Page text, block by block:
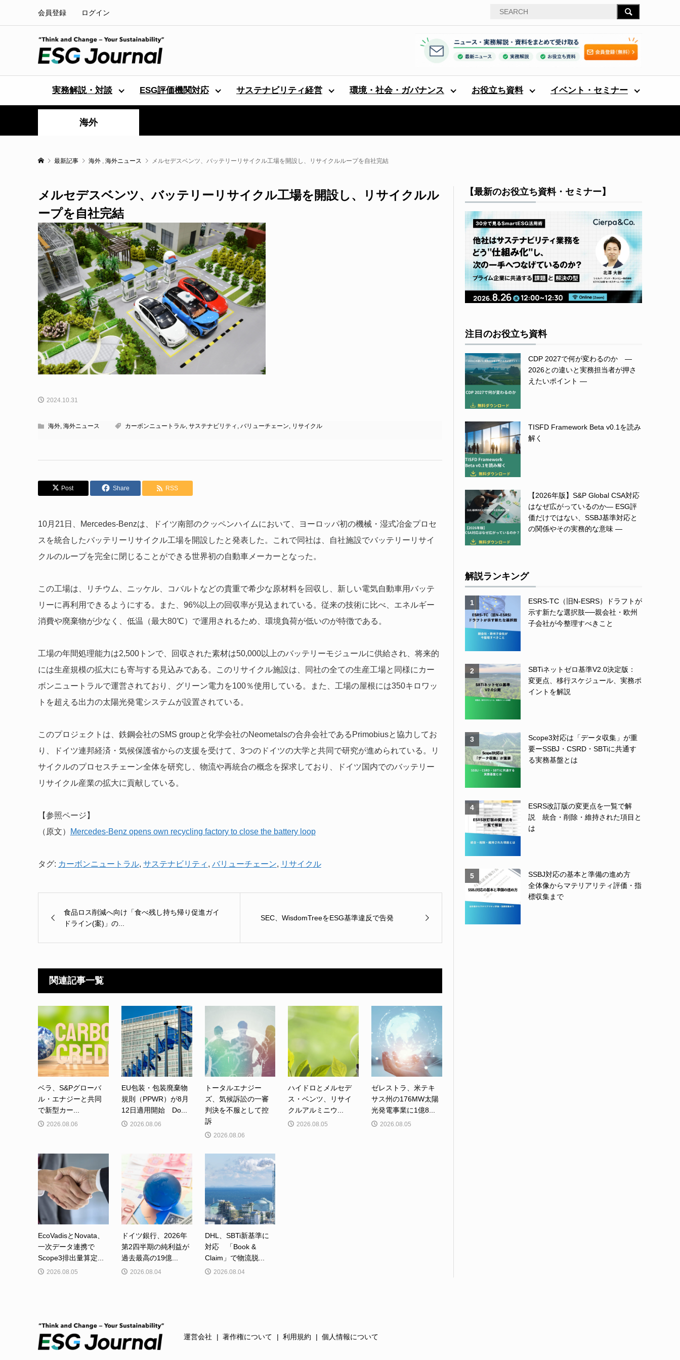
会員登録 ログイン
実務解説・対談 ESG評価機関対応 サステナビリティ経営 環境・社会・ガバナンス お役立ち資料 イベント・セミナー
海外
最新記事 海外 , 海外ニュース メルセデスベンツ、バッテリーリサイクル工場を開設し、リサイクルループを自社完結
メルセデスベンツ、バッテリーリサイクル工場を開設し、リサイクルル
ープを自社完結
2024.10.31
海外, 海外ニュース カーボンニュートラル, サステナビリティ , バリューチェーン, リサイクル
Post Share RSS
10月21日、Mercedes-Benzは、ドイツ南部のクッペンハイムにおいて、ヨーロッパ初の機械・湿式冶金プロセ
スを統合したバッテリーリサイクル工場を開設したと発表した。これで同社は、自社施設でバッテリーリサイ
クルのループを完全に閉じることができる世界初の自動車メーカーとなった。
この工場は、リチウム、ニッケル、コバルトなどの貴重で希少な原材料を回収し、新しい電気自動車用バッテ
リーに再利用できるようにする。また、96%以上の回収率が見込まれている。従来の技術に比べ、エネルギー
消費や廃棄物が少なく、低温（最大80℃）で運用されるため、環境負荷が低いのが特徴である。
工場の年間処理能力は2,500トンで、回収された素材は50,000以上のバッテリーモジュールに供給され、将来的
には生産規模の拡大にも寄与する見込みである。このリサイクル施設は、同社の全ての生産工場と同様にカー
ボンニュートラルで運営されており、グリーン電力を100％使用している。また、工場の屋根には350キロワッ
トを超える出力の太陽光発電システムが設置されている。
このプロジェクトは、鉄鋼会社のSMS groupと化学会社のNeometalsの合弁会社であるPrimobiusと協力してお
り、ドイツ連邦経済・気候保護省からの支援を受けて、3つのドイツの大学と共同で研究が進められている。リ
サイクルのプロセスチェーン全体を研究し、物流や再統合の概念を探求しており、ドイツ国内でのバッテリー
リサイクル産業の拡大に貢献している。
【参照ページ】
（原文）
Mercedes-Benz opens own recycling factory to close the battery loop
タグ: カーボンニュートラル, サステナビリティ , バリューチェーン, リサイクル
食品ロス削減へ向け「食べ残し持ち帰り促進ガイ
ドライン(案)」の...
SEC、WisdomTreeをESG基準違反で告発
関連記事一覧
ベラ、S&Pグローバ
ル・エナジーと共同
で新型カー...
2026.08.06
EU包装・包装廃棄物
規則（PPWR）が8月
12日適用開始 Do...
2026.08.06
トータルエナジー
ズ、気候訴訟の一審
判決を不服として控
訴
2026.08.06
ハイドロとメルセデ
ス・ベンツ、リサイ
クルアルミニウ...
2026.08.05
ゼレストラ、米テキ
サス州の176MW太陽
光発電事業に1億8...
2026.08.05
EcoVadisとNovata、
一次データ連携で
Scope3排出量算定...
2026.08.05
ドイツ銀行、2026年
第2四半期の純利益が
過去最高の19億...
2026.08.04
DHL、SBTi新基準に
対応 「Book &
Claim」で物流脱...
2026.08.04
【最新のお役立ち資料・セミナー】
注目のお役立ち資料
CDP 2027で何が変わるのか ―
2026との違いと実務担当者が押さ
えたいポイント ―
TISFD Framework Beta v0.1を読み
解く
【2026年版】S&P Global CSA対応
はなぜ広がっているのか― ESG評
価だけではない、SSBJ基準対応と
の関係やその実務的な意味 ―
解説ランキング
1
ESRS-TC（旧N-ESRS）ドラフトが
示す新たな選択肢──親会社・欧州
子会社が今整理すべきこと
2
SBTiネットゼロ基準V2.0決定版：
変更点、移行スケジュール、実務ポ
イントを解説
3
Scope3対応は「データ収集」が重
要ーSSBJ・CSRD・SBTiに共通す
る実務基盤とは
4
ESRS改訂版の変更点を一覧で解
説 統合・削除・維持された項目と
は
5
SSBJ対応の基本と準備の進め方
全体像からマテリアリティ評価・指
標収集まで
運営会社 著作権について 利用規約 個人情報について